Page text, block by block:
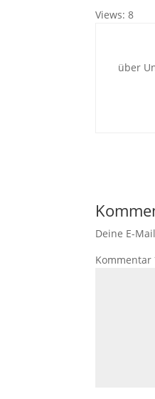
Views: 8
über
Deine E-
Kommentar